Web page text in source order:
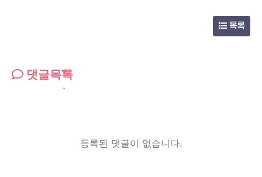
목록
댓글목록
등록된 댓글이 없습니다.